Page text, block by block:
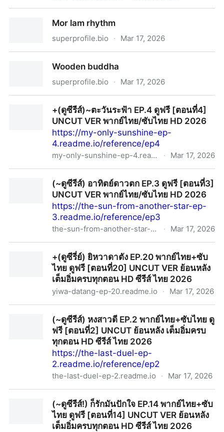
ไทย ดูออนไลน์!Mor lam rhythm
superprofile.bio · Mar 17, 2026
Wooden buddha
superprofile.bio · Mar 17, 2026
+(ดูซีรีส์)~ตะวันระฟ้า EP.4 ดูฟรี [ตอนที่4]
UNCUT VER พากย์ไทย/ซับไทย HD 2026
https://my-only-sunshine-ep-
4.readme.io/reference/ep4
my-only-sunshine-ep-4.readme.io · Mar 17, 2026
พากย์ไทย/ซับไทย HD 2026
(~ดูซีรีส์) อาทิตย์ดาวตก EP.3 ดูฟรี [ตอนที่3]
UNCUT VER พากย์ไทย/ซับไทย HD 2026
https://the-sun-from-another-star-ep-
3.readme.io/reference/ep3
the-sun-from-another-star-ep-3.readme.io · Mar 17, 2026
พากย์ไทย/ซับไทย HD 2026
+(ดูซีรี่ย์) ยิหวาดาตัง EP.20 พากย์ไทย+ซับ
ไทย ดูฟรี [ตอนที่20] UNCUT VER ย้อนหลัง
เต็มอิ่มครบทุกตอน HD ซีรีส์ ไทย 2026
yiwa-datang-ep-20.readme.io · Mar 17, 2026
ที่20] UNCUT VER ย้อนหลัง เต็มอิ่มครบทุกตอน HD ซีรีส์
(~ดูซีรีส์) หงสาวดี EP.2 พากย์ไทย+ซับไทย ดู
ฟรี [ตอนที่2] UNCUT ย้อนหลัง เต็มอิ่มครบ
ทุกตอน HD ซีรีส์ ไทย 2026
https://the-last-duel-ep-
2.readme.io/reference/ep2
the-last-duel-ep-2.readme.io · Mar 17, 2026
UNCUT ย้อนหลัง เต็มอิ่มครบทุกตอน HD ซีรีส์ ไทย 2026
(~ดูซีรีส์!) ก็รักมันปักใจ EP.14 พากย์ไทย+ซับ
ไทย ดูฟรี [ตอนที่14] UNCUT VER ย้อนหลัง
เต็มอิ่มครบทุกตอน HD ซีรีส์ ไทย 2026